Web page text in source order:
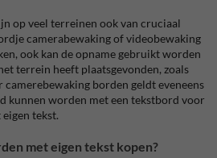
op veel terreinen ook van cruciaal
camerabewaking of videobewaking
ook kan de opname gebruikt worden
terrein heeft plaatsgevonden, zoals
borden geldt eveneens
kunnen worden met een tekstbord voor
tekst.
met eigen tekst kopen?